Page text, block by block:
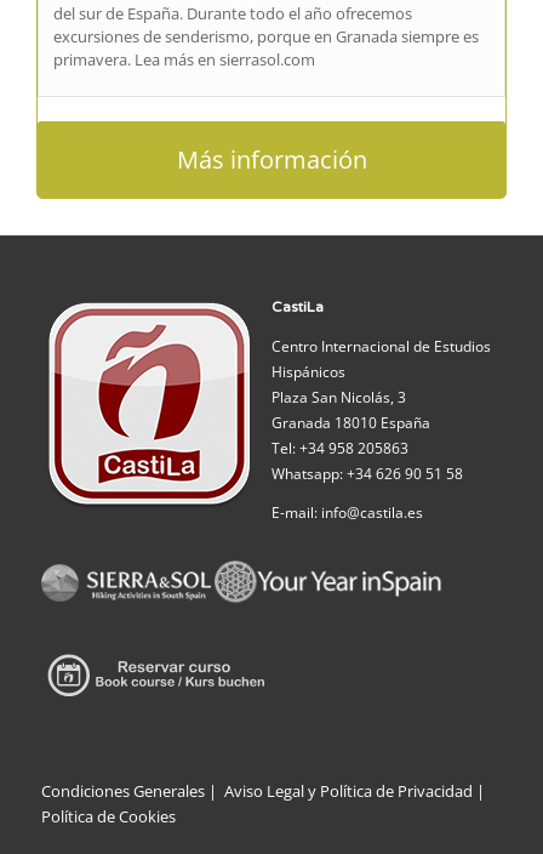
del sur de España. Durante todo el año ofrecemos
excursiones de senderismo, porque en Granada siempre es
primavera. Lea más en sierrasol.com
Más información
CastiLa
Centro Internacional de Estudios
Hispánicos
Plaza San Nicolás, 3
Granada 18010 España
Tel: +34 958 205863
Whatsapp: +34 626 90 51 58
E-mail: info@castila.es
Condiciones Generales| Aviso Legal y Política de Privacidad |
Política de Cookies